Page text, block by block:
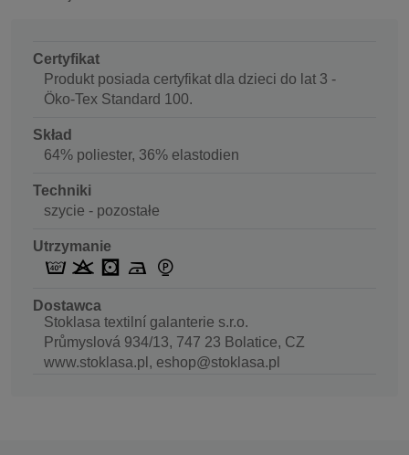
Certyfikat
Produkt posiada certyfikat dla dzieci do lat 3 -
Öko-Tex Standard 100.
Skład
64% poliester, 36% elastodien
Techniki
szycie - pozostałe
Utrzymanie
Dostawca
Stoklasa textilní galanterie s.r.o.
Průmyslová 934/13, 747 23 Bolatice, CZ
www.stoklasa.pl, eshop@stoklasa.pl